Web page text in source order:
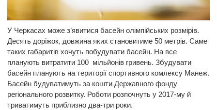
У Черкасах може з’явитися басейн олімпійських розмірів.
Десять доріжок, довжина яких становитиме 50 метрів. Саме
таких габаритів хочуть побудувати басейн. На все
планують витратити 100 мільйонів гривень. Збудувати
басейн планують на території спортивного комлексу Манеж.
Басейн будуватимуть за кошти Державного фонду
регіонального розвитку. Роботи розпочнуть у 2017-му й
триватимуть приблизно два-три роки.